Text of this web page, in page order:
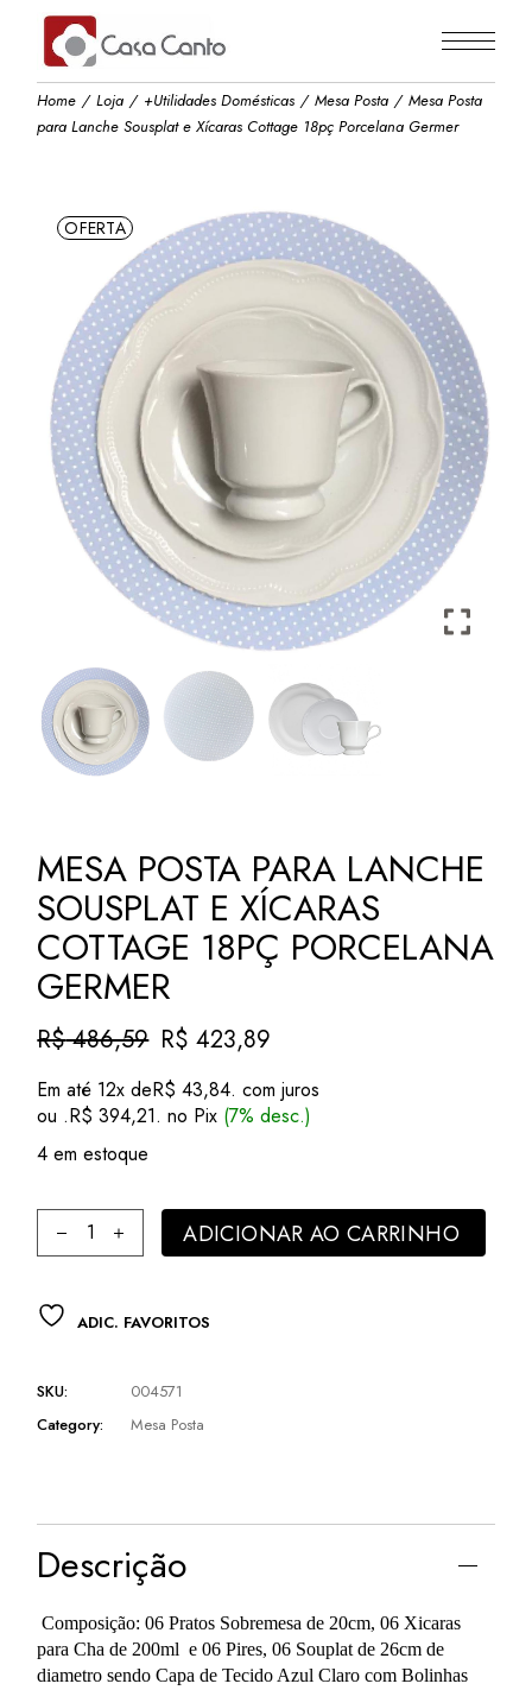
content
Home Loja +Utilidades Domésticas Mesa Posta
Mesa Posta
para Lanche Sousplat e Xícaras Cottage 18pç Porcelana Germer
OFERTA
MESA POSTA PARA LANCHE
SOUSPLAT E XÍCARAS
COTTAGE 18PÇ PORCELANA
GERMER
R$486,59
O
preço
original
era:
R$ 486,59.
R$ 423,89
O
preço
atual
é:
R$ 423,89.
Em até 12x deR$ 43,84. com juros
ou .R$ 394,21. no Pix (7% desc.)
4 em estoque
Mesa Posta para Lanche Sousplat e Xícaras Cottage 18pç
ADICIONAR AO CARRINHO
ADIC. FAVORITOS
SKU:
004571
Category:
Mesa Posta
Descrição
Composição: 06 Pratos Sobremesa de 20cm, 06 Xicaras
para Cha de 200ml e 06 Pires, 06 Souplat de 26cm de
diametro sendo Capa de Tecido Azul Claro com Bolinhas